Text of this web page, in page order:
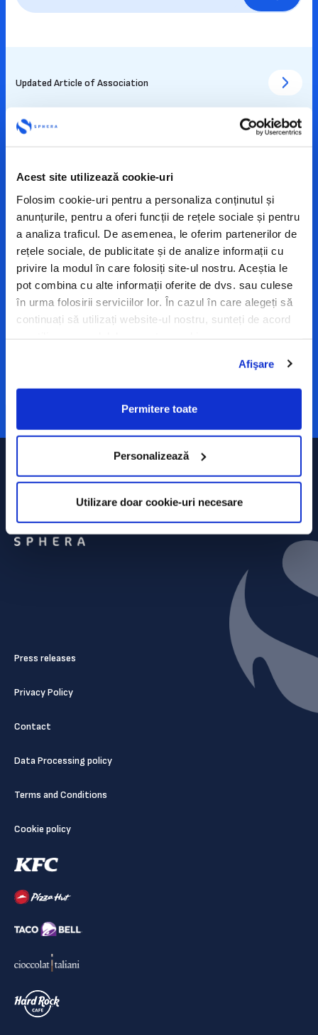
Acest site utilizează cookie-uri
Folosim cookie-uri pentru a personaliza conținutul și
anunțurile, pentru a oferi funcții de rețele sociale și pentru
a analiza traficul. De asemenea, le oferim partenerilor de
rețele sociale, de publicitate și de analize informații cu
privire la modul în care folosiți site-ul nostru. Aceștia le
pot combina cu alte informații oferite de dvs. sau culese
în urma folosirii serviciilor lor. În cazul în care alegeți să
continuați să utilizați website-ul nostru, sunteți de acord
Afişare
Permitere toate
Personalizează
Utilizare doar cookie-uri necesare
Updated Article of Association
Regulation of the Board of Directors
committee
Code of Conduct Sphera Group
Regulation of the Audit Committee
Press releases
Privacy Policy
Contact
Data Processing policy
Terms and Conditions
Cookie policy